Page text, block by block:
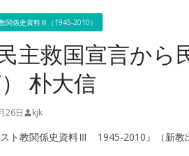
関係史資料Ⅲ（1945-2010）
主救国宣言か
朴大信
26日 kjk
スト教関係史資料Ⅲ 1945-2010』（新教